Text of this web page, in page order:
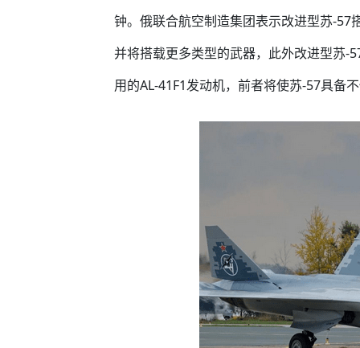
钟。俄联合航空制造集团表示改进型苏-57
并将搭载更多类型的武器，此外改进型苏-
用的AL-41F1发动机，前者将使苏-57具备